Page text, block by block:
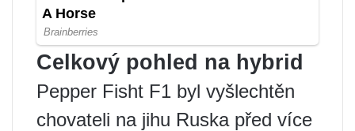
Celkový pohled na hybrid
Pepper Fisht F1 byl vyšlechtěn
chovateli na jihu Ruska před více